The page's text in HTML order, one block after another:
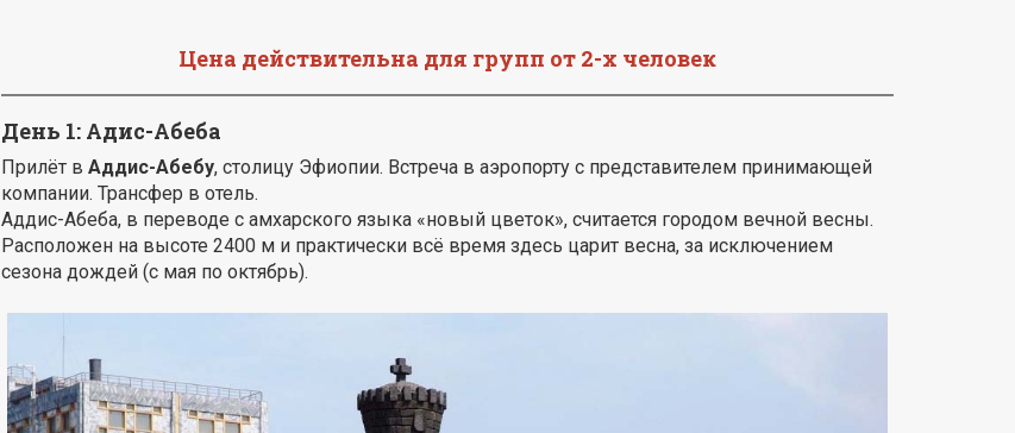
Цена действительна для групп от 2-х человек
День 1: Адис-Абеба
Прилёт в Аддис-Абебу, столицу Эфиопии. Встреча в аэропорту с представителем принимающей
компании. Трансфер в отель.
Аддис-Абеба, в переводе с амхарского языка «новый цветок», считается городом вечной весны.
Расположен на высоте 2400 м и практически всё время здесь царит весна, за исключением
сезона дождей (с мая по октябрь).